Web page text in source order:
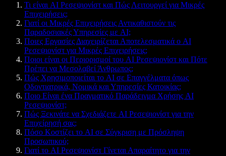
Τι είναι AI Ρεσεψιονίστ και Πώς Λειτουργεί για Μικρές
Επιχειρήσεις;
Γιατί οι Μικρές Επιχειρήσεις Αντικαθιστούν τις
Παραδοσιακές Υπηρεσίες με AI;
Ποιες Εργασίες Διαχειρίζεται Αποτελεσματικά ο AI
Ρεσεψιονίστ για Μικρές Επιχειρήσεις;
Ποιοι είναι οι Περιορισμοί του AI Ρεσεψιονίστ και Πότε
Πρέπει να Μεσολαβεί Άνθρωπος;
Πώς Χρησιμοποιείται το AI σε Επαγγέλματα όπως
Οδοντιατρικά, Νομικά και Υπηρεσίες Κατοικίας;
Ποιο Είναι ένα Πραγματικό Παράδειγμα Χρήσης AI
Ρεσεψιονίστ;
Πώς Ξεκινάτε να Σχεδιάζετε AI Ρεσεψιονίστ για την
Επιχείρησή σας;
Πόσο Κοστίζει το AI σε Σύγκριση με Πρόσληψη
Προσωπικού;
Γιατί το AI Ρεσεψιονίστ Γίνεται Απαραίτητο για την